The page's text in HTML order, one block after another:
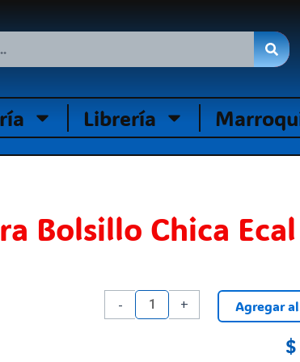
Librería
Bolsillo Chica
$
-
Calculadora
Bolsillo
+ Agregar